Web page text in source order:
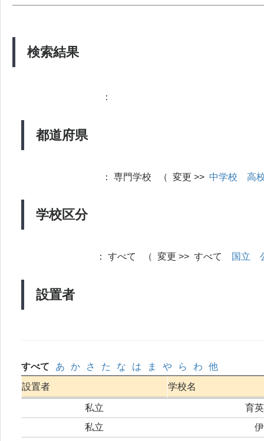
検索結果
都道府県
：
学校区分
： 専門学校 （ 変更 >> 中学校 高
設置者
： すべて （ 変更 >> すべて 国立
すべて あ か さ た な は ま や ら わ
他
設置者
学校名
私立
育
私立